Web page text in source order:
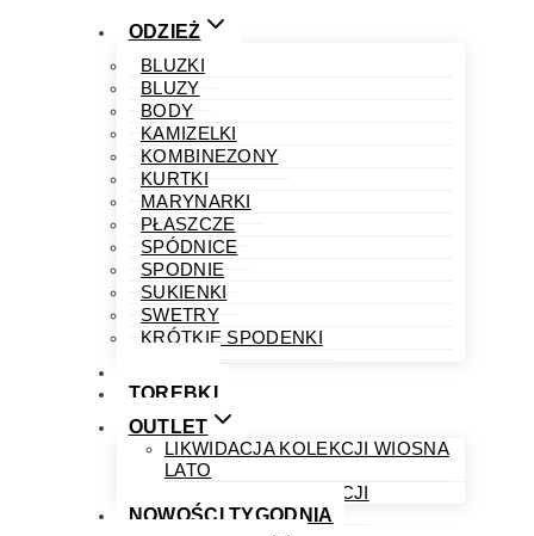
ODZIEŻ
BLUZKI
BLUZY
BODY
KAMIZELKI
KOMBINEZONY
KURTKI
MARYNARKI
PŁASZCZE
SPÓDNICE
SPODNIE
SUKIENKI
SWETRY
KRÓTKIE SPODENKI
TOREBKI
OUTLET
LIKWIDACJA KOLEKCJI WIOSNA
LATO
LIKWIDACJA KOLEKCJI
NOWOŚCI TYGODNIA